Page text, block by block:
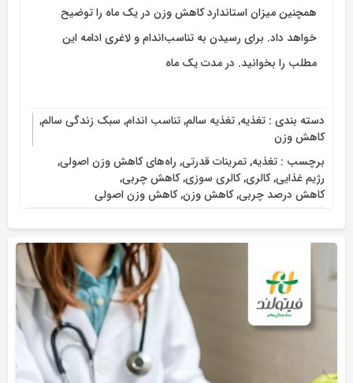
همچنین میزان استاندارد کاهش وزن در یک ماه را توضیح
خواهد داد. برای رسیدن به تناسب‌اندام و لاغری ادامه این
مطلب را بخوانید. در مدت یک ماه
دسته بندی : تغذیه,تغذیه سالم,تناسب اندام, سبک زندگی سالم,
کاهش وزن
برچسب : تغذیه,تمرینات قدرتی, راه‌های کاهش وزن اصولی,
رژیم غذایی,کالری,کالری سوزی,کاهش چربی,
کاهش درصد چربی,کاهش وزن,کاهش وزن اصولی